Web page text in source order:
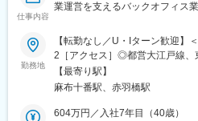
仕事内容
業運営を支えるバックオフィス
勤務地
【転勤なし／U・Iターン歓迎】
2［アクセス］◎都営大江戸線、
5番B出口または7番出口より徒
煙
【最寄り駅】
麻布十番駅、赤羽橋駅
604万円／入社7年目（40歳）